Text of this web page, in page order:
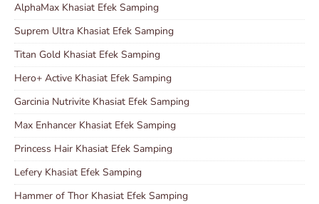
AlphaMax Khasiat Efek Samping
Suprem Ultra Khasiat Efek Samping
Titan Gold Khasiat Efek Samping
Hero+ Active Khasiat Efek Samping
Garcinia Nutrivite Khasiat Efek Samping
Max Enhancer Khasiat Efek Samping
Princess Hair Khasiat Efek Samping
Lefery Khasiat Efek Samping
Hammer of Thor Khasiat Efek Samping